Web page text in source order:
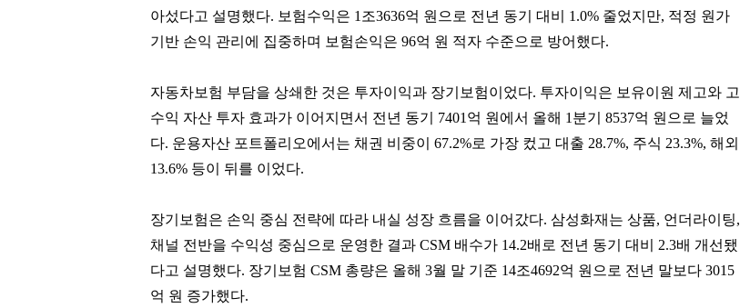
아섰다고 설명했다. 보험수익은 1조3636억 원으로 전년 동기 대비 1.0% 줄었지만, 적정 원가
기반 손익 관리에 집중하며 보험손익은 96억 원 적자 수준으로 방어했다.
자동차보험 부담을 상쇄한 것은 투자이익과 장기보험이었다. 투자이익은 보유이원 제고와 고
수익 자산 투자 효과가 이어지면서 전년 동기 7401억 원에서 올해 1분기 8537억 원으로 늘었
다. 운용자산 포트폴리오에서는 채권 비중이 67.2%로 가장 컸고 대출 28.7%, 주식 23.3%, 해외
13.6% 등이 뒤를 이었다.
장기보험은 손익 중심 전략에 따라 내실 성장 흐름을 이어갔다. 삼성화재는 상품, 언더라이팅,
채널 전반을 수익성 중심으로 운영한 결과 CSM 배수가 14.2배로 전년 동기 대비 2.3배 개선됐
다고 설명했다. 장기보험 CSM 총량은 올해 3월 말 기준 14조4692억 원으로 전년 말보다 3015
억 원 증가했다.